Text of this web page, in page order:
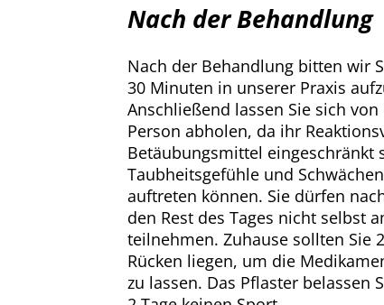
Nach der Behandlung
Nach der Behandlung bitten wir
30 Minuten in unserer Praxis
Anschließend lassen Sie sich
Person abholen, da ihr
Betäubungsmittel eingeschränkt
Taubheitsgefühle und
auftreten können. Sie dürfen
den Rest des Tages nicht selbst
teilnehmen. Zuhause sollten Sie
Rücken liegen, um die
zu lassen. Das Pflaster belassen